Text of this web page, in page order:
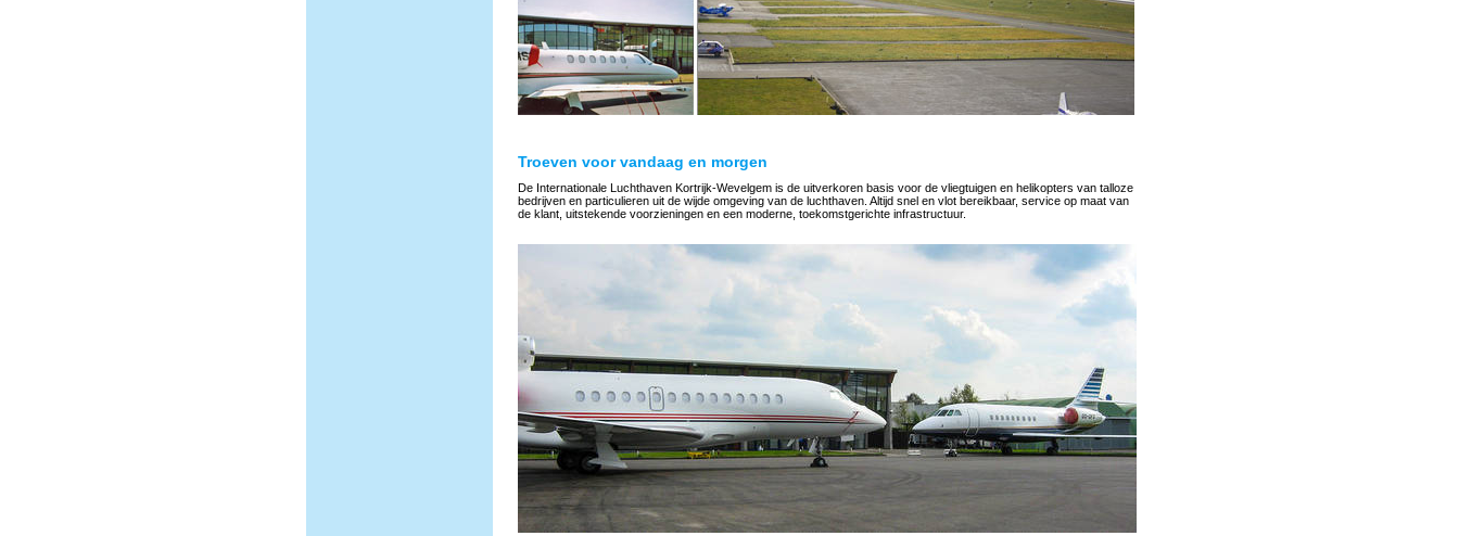
Troeven voor vandaag en morgen
De Internationale Luchthaven Kortrijk-Wevelgem is de uitverkoren basis voor de vliegtuigen en helikopters van talloze
bedrijven en particulieren uit de wijde omgeving van de luchthaven. Altijd snel en vlot bereik­baar, service op maat van
de klant, uitstekende voorzieningen en een moderne, toekomstgerichte infrastructuur.